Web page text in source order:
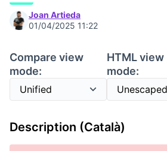
Joan Artieda
01/04/2025 11:22
Compare view
mode:
HTML view
mode:
Description (Català)